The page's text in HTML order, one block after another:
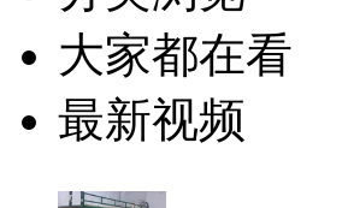
大家都在看
最新视频